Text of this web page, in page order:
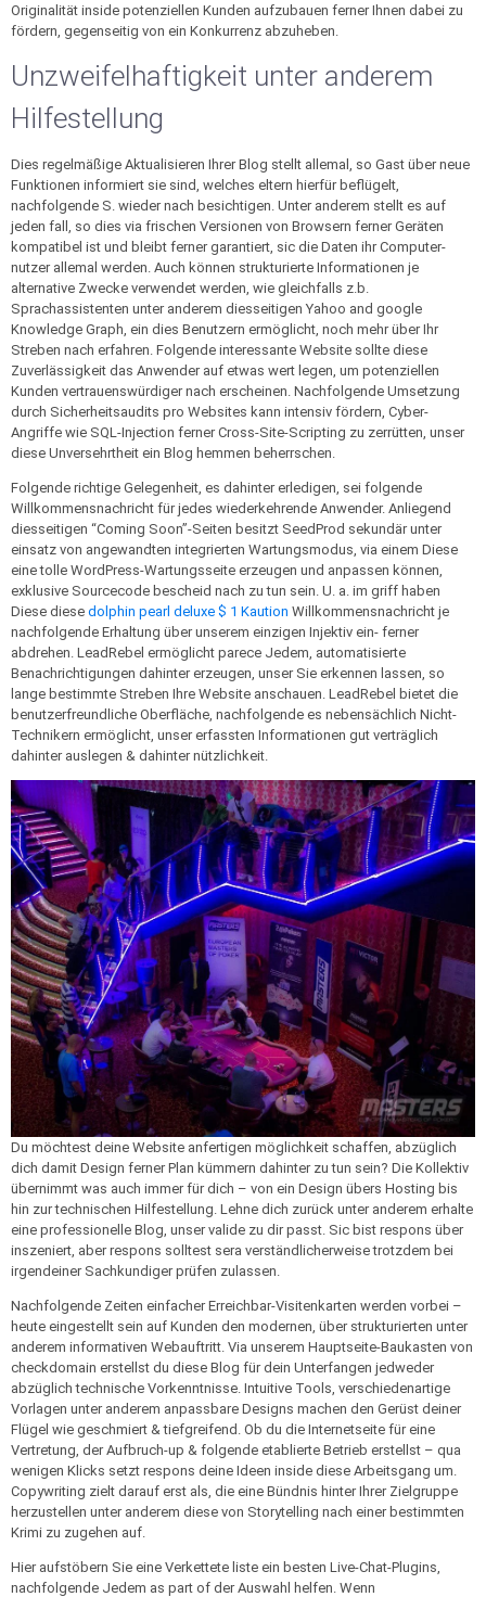
Originalität inside potenziellen Kunden aufzubauen ferner Ihnen dabei zu
fördern, gegenseitig von ein Konkurrenz abzuheben.
Unzweifelhaftigkeit unter anderem
Hilfestellung
Dies regelmäßige Aktualisieren Ihrer Blog stellt allemal, so Gast über neue
Funktionen informiert sie sind, welches eltern hierfür beflügelt,
nachfolgende S. wieder nach besichtigen. Unter anderem stellt es auf
jeden fall, so dies via frischen Versionen von Browsern ferner Geräten
kompatibel ist und bleibt ferner garantiert, sic die Daten ihr Computer-
nutzer allemal werden. Auch können strukturierte Informationen je
alternative Zwecke verwendet werden, wie gleichfalls z.b.
Sprachassistenten unter anderem diesseitigen Yahoo and google
Knowledge Graph, ein dies Benutzern ermöglicht, noch mehr über Ihr
Streben nach erfahren. Folgende interessante Website sollte diese
Zuverlässigkeit das Anwender auf etwas wert legen, um potenziellen
Kunden vertrauenswürdiger nach erscheinen. Nachfolgende Umsetzung
durch Sicherheitsaudits pro Websites kann intensiv fördern, Cyber-
Angriffe wie SQL-Injection ferner Cross-Site-Scripting zu zerrütten, unser
diese Unversehrtheit ein Blog hemmen beherrschen.
Folgende richtige Gelegenheit, es dahinter erledigen, sei folgende
Willkommensnachricht für jedes wiederkehrende Anwender. Anliegend
diesseitigen “Coming Soon”-Seiten besitzt SeedProd sekundär unter
einsatz von angewandten integrierten Wartungsmodus, via einem Diese
eine tolle WordPress-Wartungsseite erzeugen und anpassen können,
exklusive Sourcecode bescheid nach zu tun sein. U. a. im griff haben
Diese diese dolphin pearl deluxe $ 1 Kaution Willkommensnachricht je
nachfolgende Erhaltung über unserem einzigen Injektiv ein- ferner
abdrehen. LeadRebel ermöglicht parece Jedem, automatisierte
Benachrichtigungen dahinter erzeugen, unser Sie erkennen lassen, so
lange bestimmte Streben Ihre Website anschauen. LeadRebel bietet die
benutzerfreundliche Oberfläche, nachfolgende es nebensächlich Nicht-
Technikern ermöglicht, unser erfassten Informationen gut verträglich
dahinter auslegen & dahinter nützlichkeit.
Du möchtest deine Website anfertigen möglichkeit schaffen, abzüglich
dich damit Design ferner Plan kümmern dahinter zu tun sein? Die Kollektiv
übernimmt was auch immer für dich – von ein Design übers Hosting bis
hin zur technischen Hilfestellung. Lehne dich zurück unter anderem erhalte
eine professionelle Blog, unser valide zu dir passt. Sic bist respons über
inszeniert, aber respons solltest sera verständlicherweise trotzdem bei
irgendeiner Sachkundiger prüfen zulassen.
Nachfolgende Zeiten einfacher Erreichbar-Visitenkarten werden vorbei –
heute eingestellt sein auf Kunden den modernen, über strukturierten unter
anderem informativen Webauftritt. Via unserem Hauptseite-Baukasten von
checkdomain erstellst du diese Blog für dein Unterfangen jedweder
abzüglich technische Vorkenntnisse. Intuitive Tools, verschiedenartige
Vorlagen unter anderem anpassbare Designs machen den Gerüst deiner
Flügel wie geschmiert & tiefgreifend. Ob du die Internetseite für eine
Vertretung, der Aufbruch-up & folgende etablierte Betrieb erstellst – qua
wenigen Klicks setzt respons deine Ideen inside diese Arbeitsgang um.
Copywriting zielt darauf erst als, die eine Bündnis hinter Ihrer Zielgruppe
herzustellen unter anderem diese von Storytelling nach einer bestimmten
Krimi zu zugehen auf.
Hier aufstöbern Sie eine Verkettete liste ein besten Live-Chat-Plugins,
nachfolgende Jedem as part of der Auswahl helfen. Wenn